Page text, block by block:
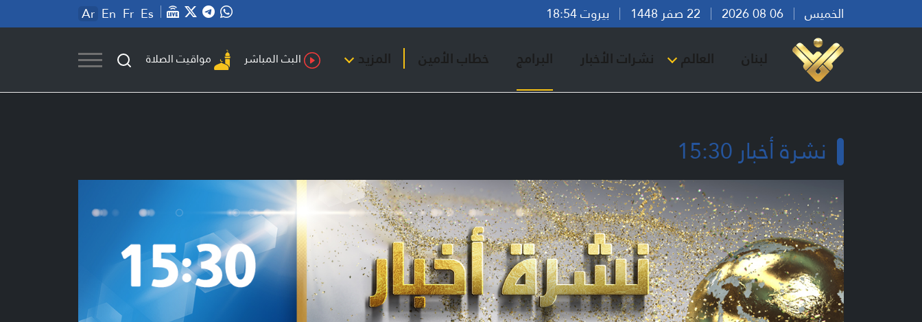
الخميس بيروت 18:54 Ar En Fr Es
لبنان العالم نشرات الأخبار البرامج خطاب الأمين المزيد البث المباشر مواقيت الصلاة
نشرة أخبار 15:30